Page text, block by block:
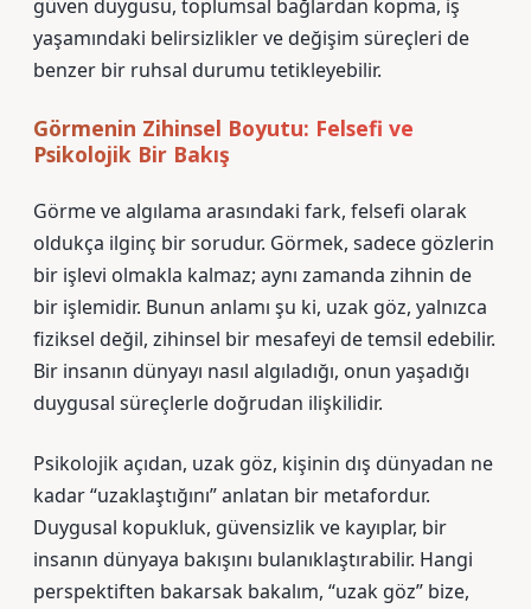
güven duygusu, toplumsal bağlardan kopma, iş
yaşamındaki belirsizlikler ve değişim süreçleri de
benzer bir ruhsal durumu tetikleyebilir.
Görmenin Zihinsel Boyutu: Felsefi ve
Psikolojik Bir Bakış
Görme ve algılama arasındaki fark, felsefi olarak
oldukça ilginç bir sorudur. Görmek, sadece gözlerin
bir işlevi olmakla kalmaz; aynı zamanda zihnin de
bir işlemidir. Bunun anlamı şu ki, uzak göz, yalnızca
fiziksel değil, zihinsel bir mesafeyi de temsil edebilir.
Bir insanın dünyayı nasıl algıladığı, onun yaşadığı
duygusal süreçlerle doğrudan ilişkilidir.
Psikolojik açıdan, uzak göz, kişinin dış dünyadan ne
kadar “uzaklaştığını” anlatan bir metafordur.
Duygusal kopukluk, güvensizlik ve kayıplar, bir
insanın dünyaya bakışını bulanıklaştırabilir. Hangi
perspektiften bakarsak bakalım, “uzak göz” bize,